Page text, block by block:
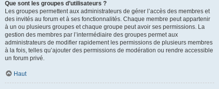
Que sont les groupes d’utilisateurs ?
Les groupes permettent aux administrateurs de gérer l’accès des membres et
des invités au forum et à ses fonctionnalités. Chaque membre peut appartenir
à un ou plusieurs groupes et chaque groupe peut avoir ses permissions. La
gestion des membres par l’intermédiaire des groupes permet aux
administrateurs de modifier rapidement les permissions de plusieurs membres
à la fois, telles qu’ajouter des permissions de modération ou rendre accessible
un forum privé.
Haut